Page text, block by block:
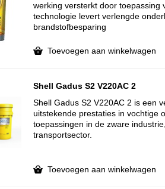
werking versterkt door toepassing
technologie levert verlengde
brandstofbesparing
Toevoegen aan winkelwagen
Shell Gadus S2 V220AC 2
Shell Gadus S2 V220AC 2 is een
uitstekende prestaties in vochtige
toepassingen in de zware
transportsector.
Toevoegen aan winkelwagen